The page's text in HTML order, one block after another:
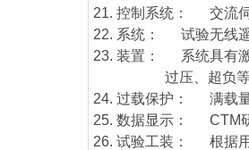
21. 控制系统： 交流
22. 系统： 试验无线
23. 装置： 系统具有激
过压、超负等检查
24. 过载保护： 满载量
25. 数据显示： CTM
26. 试验工装： 根据用